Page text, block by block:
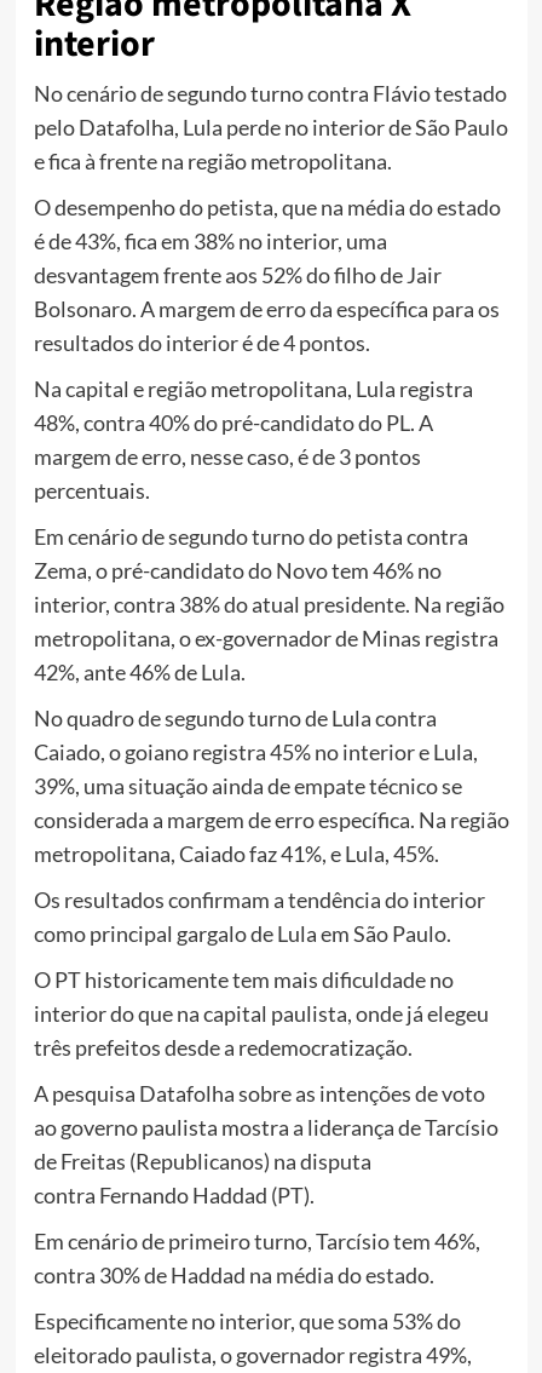
interior
No cenário de segundo turno contra Flávio testado
pelo Datafolha, Lula perde no interior de São Paulo
e fica à frente na região metropolitana.
O desempenho do petista, que na média do estado
é de 43%, fica em 38% no interior, uma
desvantagem frente aos 52% do filho de Jair
Bolsonaro. A margem de erro da específica para os
resultados do interior é de 4 pontos.
Na capital e região metropolitana, Lula registra
48%, contra 40% do pré-candidato do PL. A
margem de erro, nesse caso, é de 3 pontos
percentuais.
Em cenário de segundo turno do petista contra
Zema, o pré-candidato do Novo tem 46% no
interior, contra 38% do atual presidente. Na região
metropolitana, o ex-governador de Minas registra
42%, ante 46% de Lula.
No quadro de segundo turno de Lula contra
Caiado, o goiano registra 45% no interior e Lula,
39%, uma situação ainda de empate técnico se
considerada a margem de erro específica. Na região
metropolitana, Caiado faz 41%, e Lula, 45%.
Os resultados confirmam a tendência do interior
como principal gargalo de Lula em São Paulo.
O PT historicamente tem mais dificuldade no
interior do que na capital paulista, onde já elegeu
três prefeitos desde a redemocratização.
A pesquisa Datafolha sobre as intenções de voto
ao governo paulista mostra a liderança de Tarcísio
de Freitas (Republicanos) na disputa
contra Fernando Haddad (PT).
Em cenário de primeiro turno, Tarcísio tem 46%,
contra 30% de Haddad na média do estado.
Especificamente no interior, que soma 53% do
eleitorado paulista, o governador registra 49%,